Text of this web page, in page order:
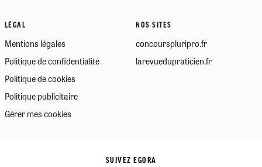
LÉGAL
Mentions légales
Politique de confidentialité
Politique de cookies
Politique publicitaire
Gérer mes cookies
NOS SITES
concourspluripro.fr
larevuedupraticien.fr
SUIVEZ EGORA